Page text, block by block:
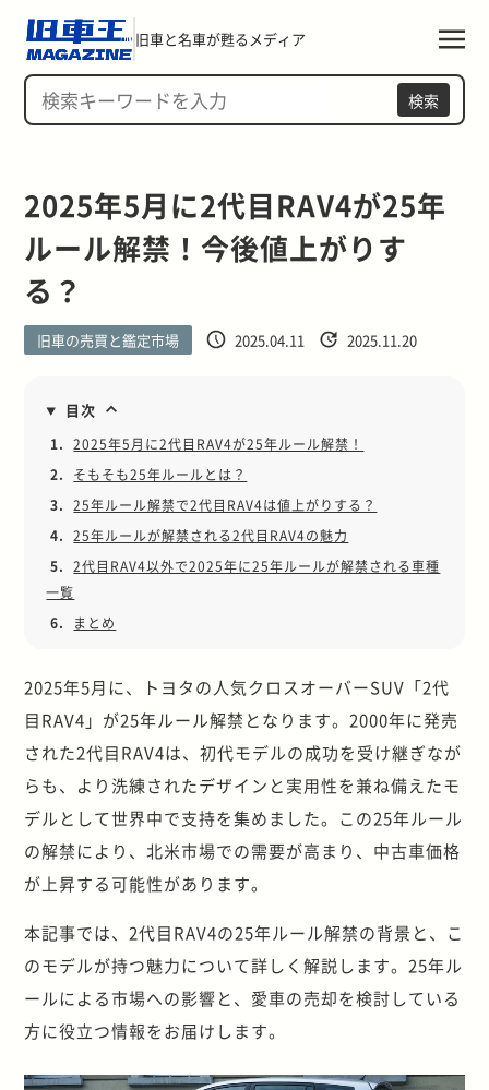
旧車と名車が甦るメディア
検索
2025年5月に2代目RAV4が25年
ルール解禁！今後値上がりす
る？
旧車の売買と鑑定市場 2025.04.11 2025.11.20
目次
1.
2025年5月に2代目RAV4が25年ルール解禁！
2.
そもそも25年ルールとは？
3.
25年ルール解禁で2代目RAV4は値上がりする？
4.
25年ルールが解禁される2代目RAV4の魅力
5.
2代目RAV4以外で2025年に25年ルールが解禁される車種
一覧
6.
まとめ
2025年5月に、トヨタの人気クロスオーバーSUV「2代
目RAV4」が25年ルール解禁となります。2000年に発売
された2代目RAV4は、初代モデルの成功を受け継ぎなが
らも、より洗練されたデザインと実用性を兼ね備えたモ
デルとして世界中で支持を集めました。この25年ルール
の解禁により、北米市場での需要が高まり、中古車価格
が上昇する可能性があります。
本記事では、2代目RAV4の25年ルール解禁の背景と、こ
のモデルが持つ魅力について詳しく解説します。25年ル
ールによる市場への影響と、愛車の売却を検討している
方に役立つ情報をお届けします。